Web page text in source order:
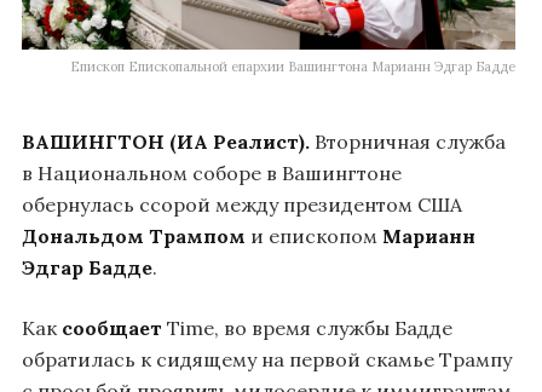
Епископ Епископальной епархии Вашингтона Марианн Эдгар Бадде
ВАШИНГТОН (ИА Реалист). Вторничная служба
в Национальном соборе в Вашингтоне
обернулась ссорой между президентом США
Дональдом Трампом и епископом Марианн
Эдгар Бадде.
Как сообщает Time, во время службы Бадде
обратилась к сидящему на первой скамье Трампу